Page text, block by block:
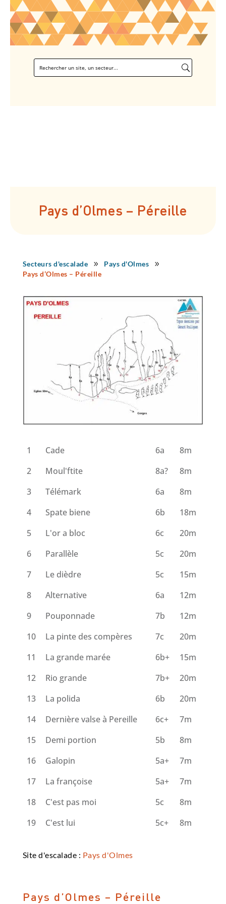
Pays d’Olmes – Péreille
Secteurs d'escalade 9 Pays d'Olmes 9
Pays d’Olmes – Péreille
1 Cade 6a
8m
2
Moul'ftite 8a?
8m
3
Télémark 6a
8m
4
Spate biene 6b
18m
5
L'or a bloc 6c
20m
6
Parallèle 5c
20m
7
Le dièdre 5c
15m
8
Alternative 6a
12m
9
Pouponnade 7b
12m
10
La pinte des compères 7c
20m
11
La grande marée 6b+
15m
12
Rio grande 7b+
20m
13
La polida 6b
20m
14
Dernière valse à Pereille 6c+
7m
15
Demi portion 5b
8m
16
Galopin 5a+
7m
17
La françoise 5a+
7m
18
C'est pas moi 5c
8m
19
C'est lui 5c+ 8m
Site d'escalade : Pays d'Olmes
Pays d’Olmes – Péreille